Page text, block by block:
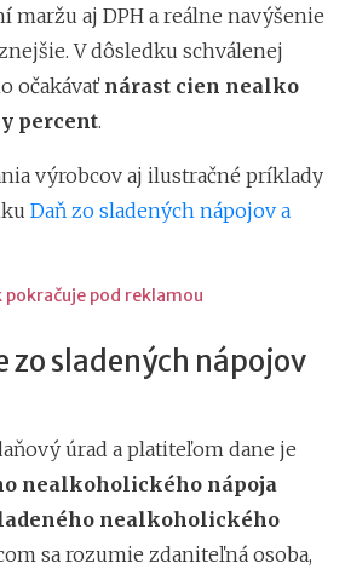
maržu aj DPH a reálne navýšenie
V dôsledku schválenej
očakávať nárast cien nealko
percent.
výrobcov aj ilustračné príklady
Daň zo sladených nápojov a
pokračuje pod reklamou
zo sladených nápojov
úrad a platiteľom dane je
nealkoholického nápoja
nealkoholického
sa rozumie zdaniteľná osoba,